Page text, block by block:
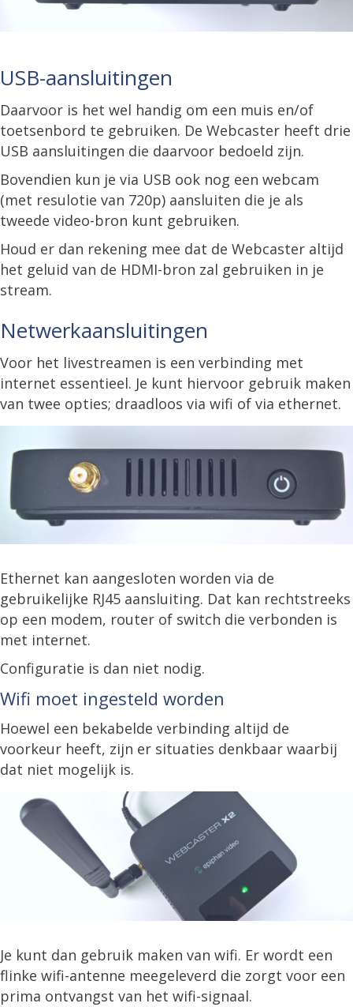
USB-aansluitingen
Daarvoor is het wel handig om een muis en/of
toetsenbord te gebruiken. De Webcaster heeft drie
USB aansluitingen die daarvoor bedoeld zijn.
Bovendien kun je via USB ook nog een webcam
(met resulotie van 720p) aansluiten die je als
tweede video-bron kunt gebruiken.
Houd er dan rekening mee dat de Webcaster altijd
het geluid van de HDMI-bron zal gebruiken in je
stream.
Netwerkaansluitingen
Voor het livestreamen is een verbinding met
internet essentieel. Je kunt hiervoor gebruik maken
van twee opties; draadloos via wifi of via ethernet.
Ethernet kan aangesloten worden via de
gebruikelijke RJ45 aansluiting. Dat kan rechtstreeks
op een modem, router of switch die verbonden is
met internet.
Configuratie is dan niet nodig.
Wifi moet ingesteld worden
Hoewel een bekabelde verbinding altijd de
voorkeur heeft, zijn er situaties denkbaar waarbij
dat niet mogelijk is.
Je kunt dan gebruik maken van wifi. Er wordt een
flinke wifi-antenne meegeleverd die zorgt voor een
prima ontvangst van het wifi-signaal.